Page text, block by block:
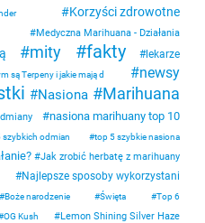
Korzyści zdrowotne
Medyczna Marihuana - Działania
mity fakty lekarze
są Terpeny i jakie mają d newsy
Nasiona Marihuana
nasiona marihuany top 10
szybkich odmian top 5 szybkie nasiona
Jak zrobić herbatę z marihuany
Najlepsze sposoby wykorzystani
Boże narodzenie Święta
Top 6
OG Kush
Lemon Shining Silver Haze